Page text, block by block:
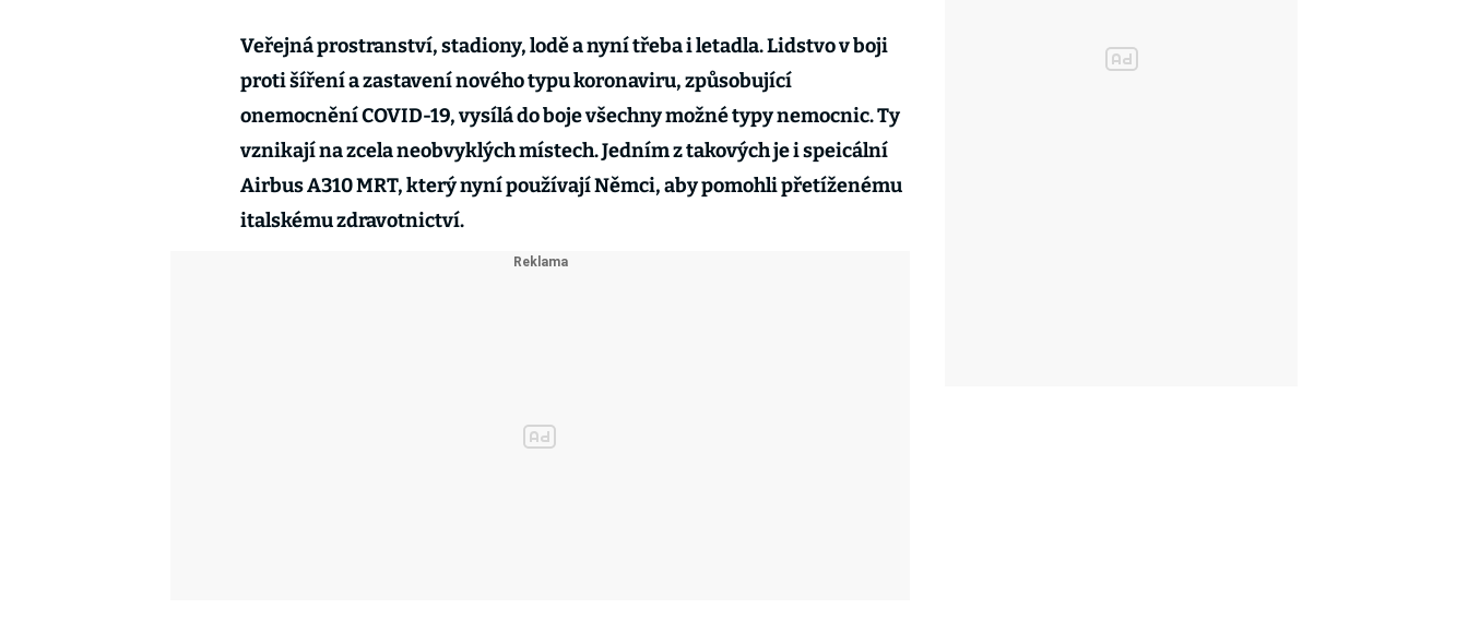
Veřejná prostranství, stadiony, lodě a nyní třeba i letadla. Lidstvo v boji
proti šíření a zastavení nového typu koronaviru, způsobující
onemocnění COVID-19, vysílá do boje všechny možné typy nemocnic. Ty
vznikají na zcela neobvyklých místech. Jedním z takových je i speicální
Airbus A310 MRT, který nyní používají Němci, aby pomohli přetíženému
italskému zdravotnictví.